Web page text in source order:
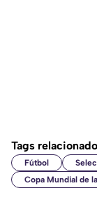
Tags
Fútbol
Copa Mundial de